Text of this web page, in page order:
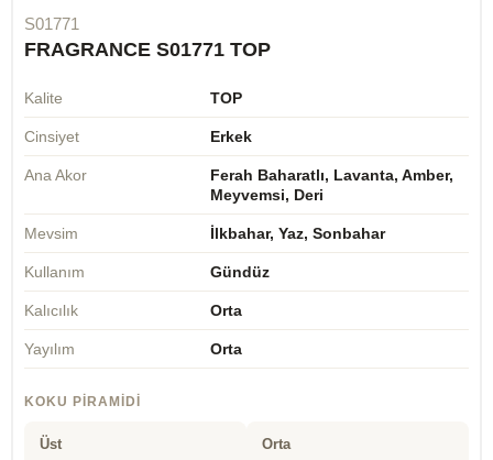
S01771
FRAGRANCE S01771 TOP
Kalite TOP
Cinsiyet Erkek
Ana Akor
Ferah Baharatlı, Lavanta, Amber,
Meyvemsi, Deri
Mevsim İlkbahar, Yaz, Sonbahar
Kullanım Gündüz
Kalıcılık Orta
Yayılım Orta
KOKU PIRAMIDI
Üst
Orta